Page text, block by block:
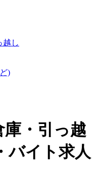
越し
)
・引っ越
バイト求人